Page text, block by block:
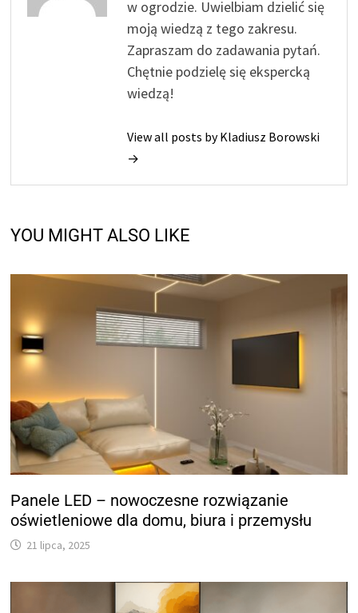
w ogrodzie. Uwielbiam dzielić się
moją wiedzą z tego zakresu.
Zapraszam do zadawania pytań.
Chętnie podzielę się ekspercką
wiedzą!
View all posts by Kladiusz Borowski
→
YOU MIGHT ALSO LIKE
Panele LED – nowoczesne rozwiązanie
oświetleniowe dla domu, biura i przemysłu
21 lipca, 2025